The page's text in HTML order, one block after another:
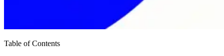
Table of Contents